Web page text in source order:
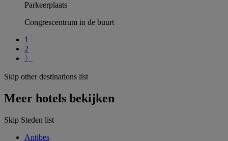
Parkeerplaats
Congrescentrum in de buurt
1
2
〉
Skip other destinations list
Meer hotels bekijken
Skip Steden list
Antibes